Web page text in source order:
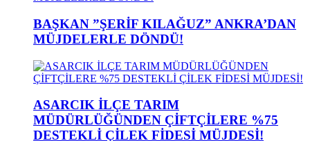
BAŞKAN ”ŞERİF KILAĞUZ” ANKRA’DAN
MÜJDELERLE DÖNDÜ!
ASARCIK İLÇE TARIM
MÜDÜRLÜĞÜNDEN ÇİFTÇİLERE %75
DESTEKLİ ÇİLEK FİDESİ MÜJDESİ!